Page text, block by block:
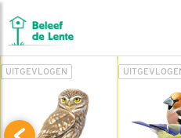
UITGEVLOGEN